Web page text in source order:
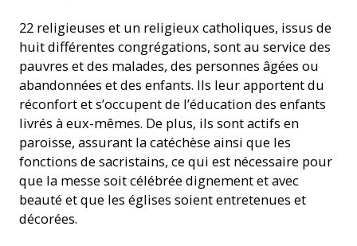
22 religieuses et un religieux catholiques, issus de
huit différentes congrégations, sont au service des
pauvres et des malades, des personnes âgées ou
abandonnées et des enfants. Ils leur apportent du
réconfort et s’occupent de l’éducation des enfants
livrés à eux-mêmes. De plus, ils sont actifs en
paroisse, assurant la catéchèse ainsi que les
fonctions de sacristains, ce qui est nécessaire pour
que la messe soit célébrée dignement et avec
beauté et que les églises soient entretenues et
décorées.